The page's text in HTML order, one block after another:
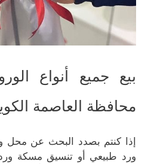
بيع جميع أنواع
محافظة العاصمة
إذا كنتم بصدد البحث عن محل
ورد طبيعي أو تنسيق مسكة